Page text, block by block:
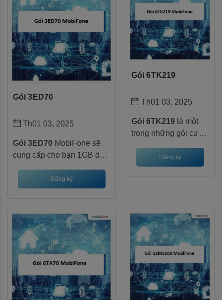
mạng, miễn phí tin nhắn và
miễn phí xem VieON.
Gói 3ED70
Th01 03, 2025
Gói 3ED70 MobiFone sẽ
cung cấp cho bạn 1GB data
tập, giải trí thả ga. Đặc biệt,
với tài khoản MobiEdu
thức sẽ luôn mở rộng chào
đón bạn. Nhanh tay đăng
ký để trải nghiệm ngay!
Đăng ký
Gói 6TK219
Th01 03, 2025
Gói 6TK219 là một
trong những gói cước
của MobiFone, dành
cho những khách
lớn.
Đăng ký